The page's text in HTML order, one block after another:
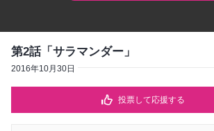
第2話「サラマンダー」
2016年10月30日
投票して応援する